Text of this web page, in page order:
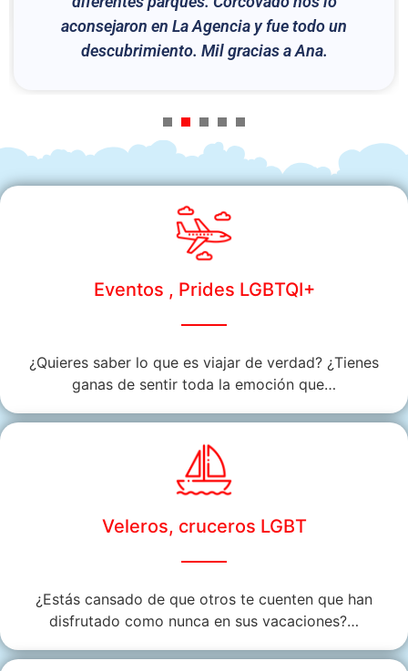
aconsejaron en La Agencia y fue todo un
descubrimiento. Mil gracias a Ana.
Eventos , Prides LGBTQI+
¿Quieres saber lo que es viajar de verdad? ¿Tienes
ganas de sentir toda la emoción que…
Veleros, cruceros LGBT
¿Estás cansado de que otros te cuenten que han
disfrutado como nunca en sus vacaciones?…